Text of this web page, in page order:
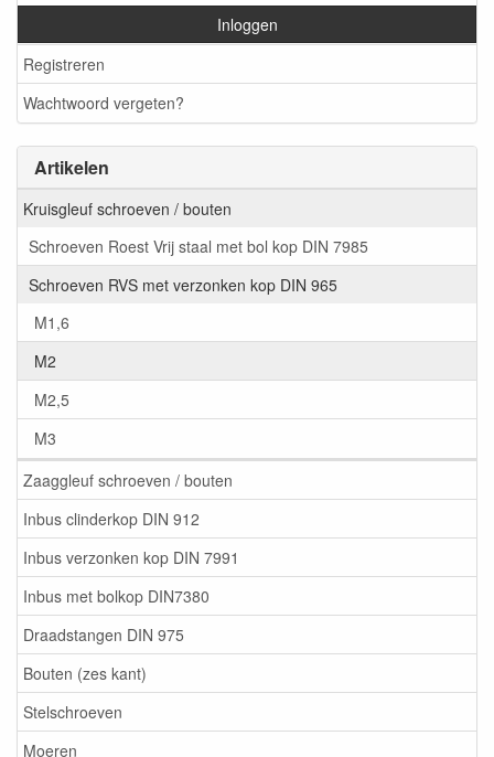
Inloggen
Registreren
Wachtwoord vergeten?
Artikelen
Kruisgleuf schroeven / bouten
Schroeven Roest Vrij staal met bol kop DIN 7985
Schroeven RVS met verzonken kop DIN 965
M1,6
M2
M2,5
M3
Zaaggleuf schroeven / bouten
Inbus clinderkop DIN 912
Inbus verzonken kop DIN 7991
Inbus met bolkop DIN7380
Draadstangen DIN 975
Bouten (zes kant)
Stelschroeven
Moeren